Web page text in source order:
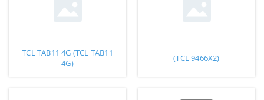
TCL TAB11 4G (TCL TAB11
4G)
(TCL 9466X2)